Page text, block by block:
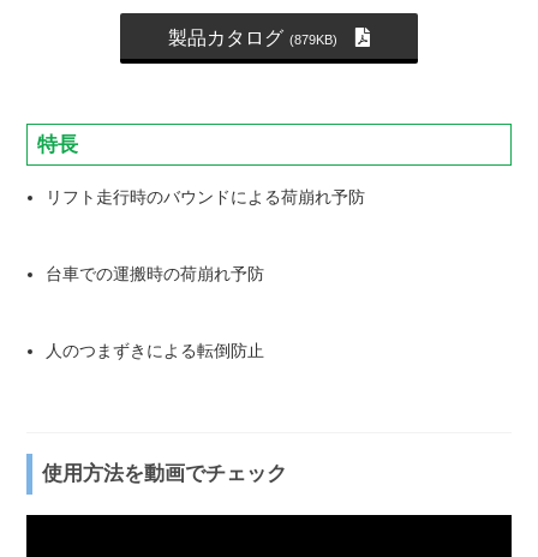
製品カタログ (879KB)
特長
リフト走行時のバウンドによる荷崩れ予防
台車での運搬時の荷崩れ予防
人のつまずきによる転倒防止
使用方法を動画でチェック